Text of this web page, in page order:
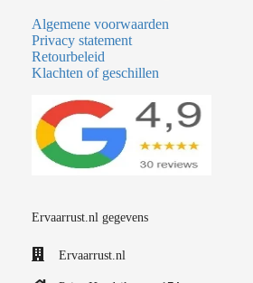
Algemene voorwaarden
Privacy statement
Retourbeleid
Klachten of geschillen
Ervaarrust.nl gegevens
Ervaarrust.nl